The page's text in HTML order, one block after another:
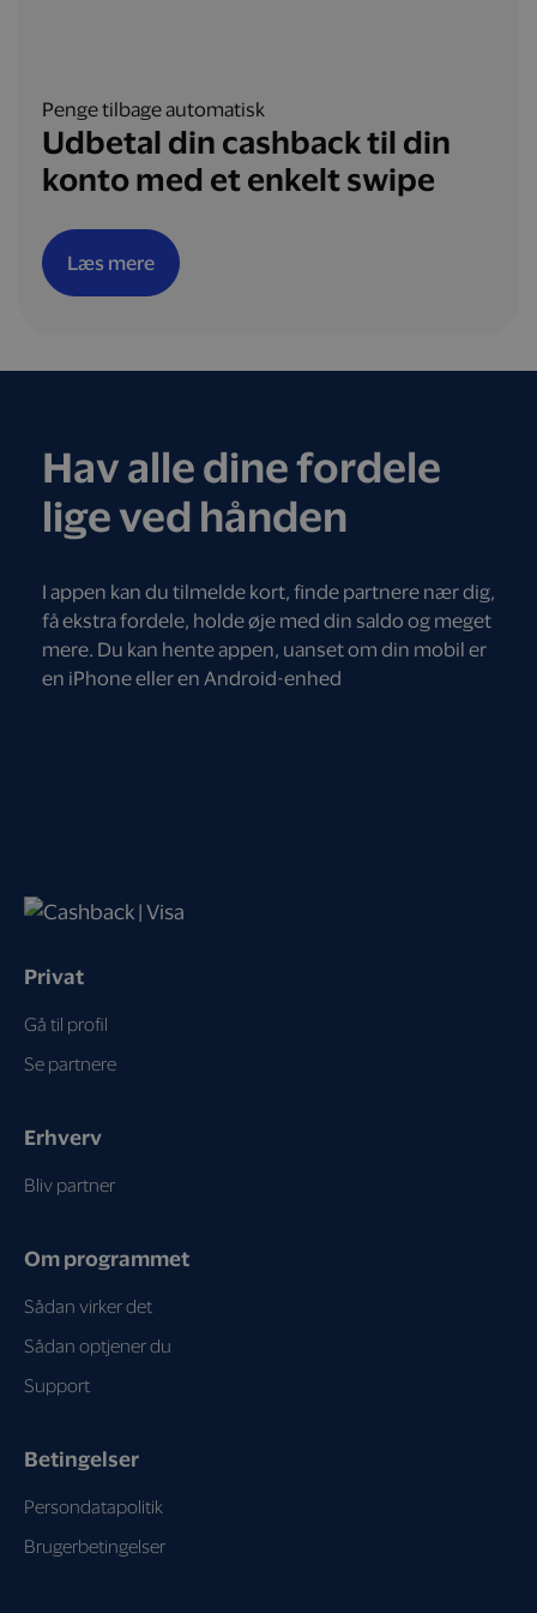
Penge tilbage automatisk
Udbetal din cashback til din
konto med et enkelt swipe
Læs mere
Hav alle dine fordele
lige ved hånden
I appen kan du tilmelde kort, finde partnere nær dig,
få ekstra fordele, holde øje med din saldo og meget
mere. Du kan hente appen, uanset om din mobil er
en iPhone eller en Android-enhed
Privat
Gå til profil
Se partnere
Erhverv
Bliv partner
Om programmet
Sådan virker det
Sådan optjener du
Support
Betingelser
Persondatapolitik
Brugerbetingelser